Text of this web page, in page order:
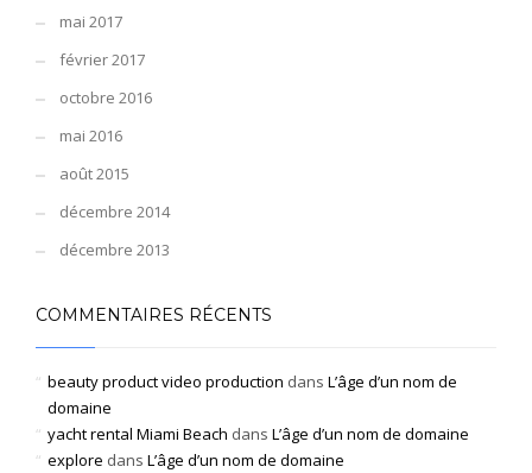
mai 2017
février 2017
octobre 2016
mai 2016
août 2015
décembre 2014
décembre 2013
COMMENTAIRES RÉCENTS
beauty product video production dans L’âge d’un nom de
domaine
yacht rental Miami Beach dans L’âge d’un nom de domaine
explore dans L’âge d’un nom de domaine